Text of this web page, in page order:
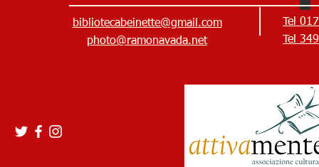
bibliotecabeinette@gmail.com
photo@ramonavada.net
Tel
Tel